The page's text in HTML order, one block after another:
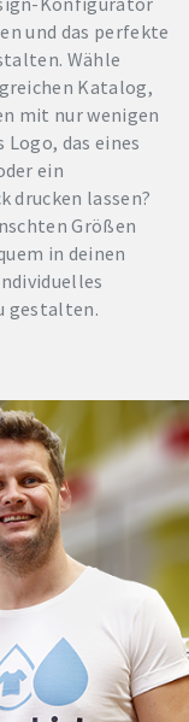
und das perfekte
Wähle
Katalog,
mit nur wenigen
das eines
ein
drucken lassen?
Größen
in deinen
gestalten.